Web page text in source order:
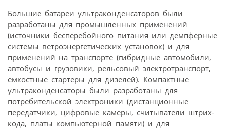
Большие батареи ультраконденсаторов были
разработаны для промышленных применений
(источники бесперебойного питания или демпферные
системы ветроэнергетических установок) и для
применений на транспорте (гибридные автомобили,
автобусы и грузовики, рельсовый электротранспорт,
емкостные стартеры для дизелей). Компактные
ультраконденсаторы были разработаны для
потребительской электроники (дистанционные
передатчики, цифровые камеры, считыватели штрих-
кода, платы компьютерной памяти) и для